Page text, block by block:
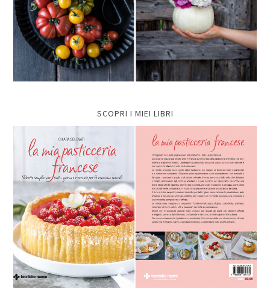
SCOPRI I MIEI LIBRI